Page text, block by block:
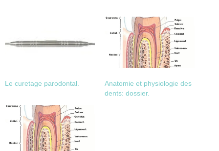
Le curetage parodontal.
Anatomie et physiologie des
dents: dossier.